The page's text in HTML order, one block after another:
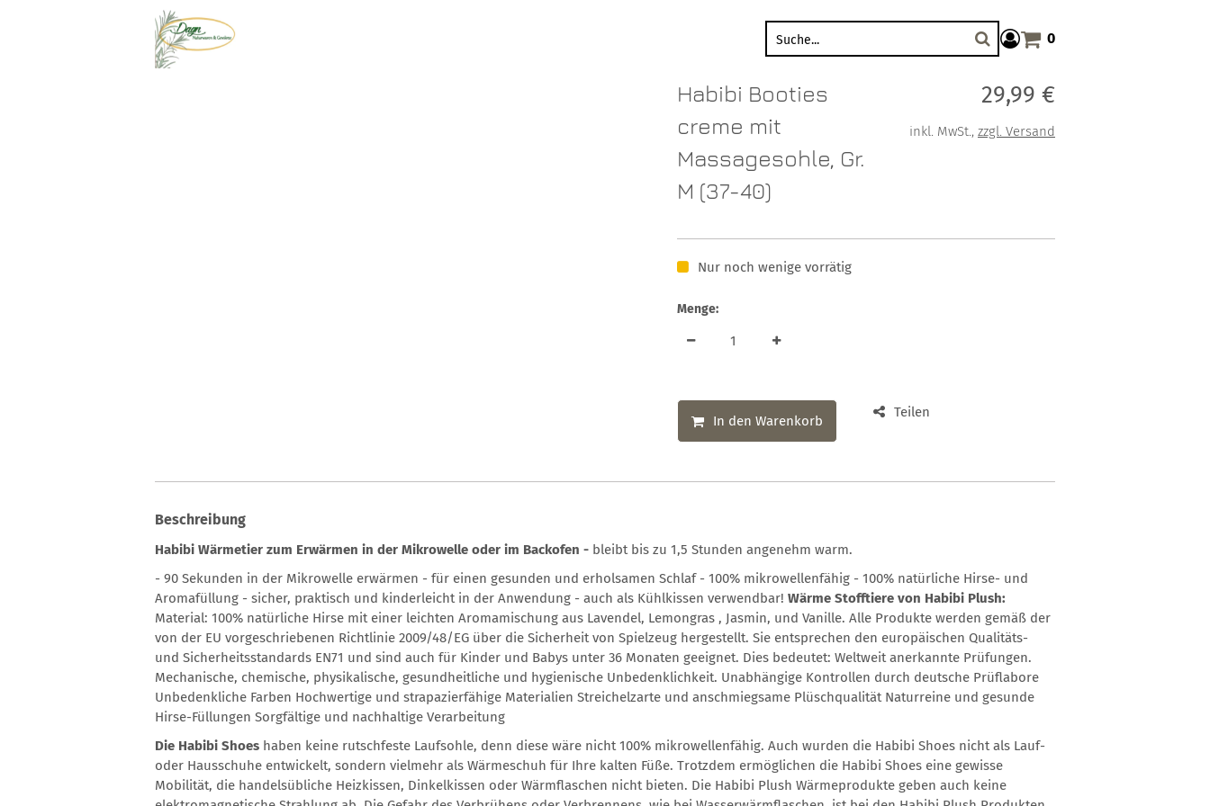
Warenkorb anzeigen. Sie
0
Habibi Booties
creme mit
Massagesohle, Gr.
M (37-40)
Verkaufspreis: 29,99 €
29,99 €
inkl. MwSt., zzgl. Versand
Nur noch wenige vorrätig
Menge:
In den Warenkorb
Teilen
Beschreibung
Habibi Wärmetier zum Erwärmen in der Mikrowelle oder im Backofen - bleibt bis zu 1,5 Stunden angenehm warm.
- 90 Sekunden in der Mikrowelle erwärmen - für einen gesunden und erholsamen Schlaf - 100% mikrowellenfähig - 100% natürliche Hirse- und
Aromafüllung - sicher, praktisch und kinderleicht in der Anwendung - auch als Kühlkissen verwendbar! Wärme Stofftiere von Habibi Plush:
Material: 100% natürliche Hirse mit einer leichten Aromamischung aus Lavendel, Lemongras , Jasmin, und Vanille. Alle Produkte werden gemäß der
von der EU vorgeschriebenen Richtlinie 2009/48/EG über die Sicherheit von Spielzeug hergestellt. Sie entsprechen den europäischen Qualitäts-
und Sicherheitsstandards EN71 und sind auch für Kinder und Babys unter 36 Monaten geeignet. Dies bedeutet: Weltweit anerkannte Prüfungen.
Mechanische, chemische, physikalische, gesundheitliche und hygienische Unbedenklichkeit. Unabhängige Kontrollen durch deutsche Prüflabore
Unbedenkliche Farben Hochwertige und strapazierfähige Materialien Streichelzarte und anschmiegsame Plüschqualität Naturreine und gesunde
Hirse-Füllungen Sorgfältige und nachhaltige Verarbeitung
Die Habibi Shoes haben keine rutschfeste Laufsohle, denn diese wäre nicht 100% mikrowellenfähig. Auch wurden die Habibi Shoes nicht als Lauf-
oder Hausschuhe entwickelt, sondern vielmehr als Wärmeschuh für Ihre kalten Füße. Trotzdem ermöglichen die Habibi Shoes eine gewisse
Mobilität, die handelsübliche Heizkissen, Dinkelkissen oder Wärmflaschen nicht bieten. Die Habibi Plush Wärmeprodukte geben auch keine